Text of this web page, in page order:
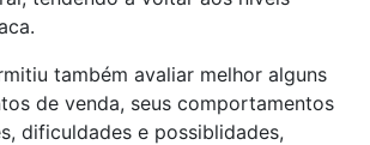
também avaliar melhor alguns
de venda, seus comportamentos
dificuldades e possiblidades,